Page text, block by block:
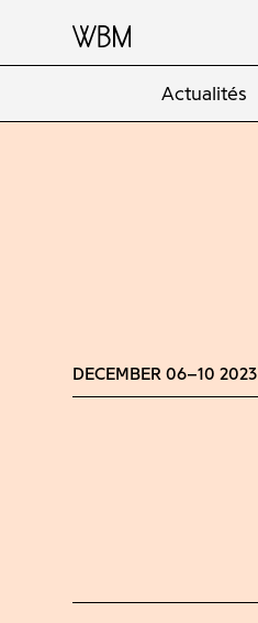
Actualités
DECEMBER 06–10 2023